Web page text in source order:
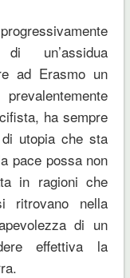
un’assidua
ad Erasmo un
ha sempre
utopia che sta
pace possa non
in ragioni che
ritrovano nella
di un
effettiva la